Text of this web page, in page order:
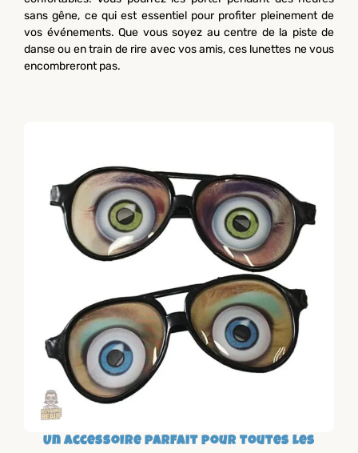
sans gêne, ce qui est essentiel pour profiter pleinement de
vos événements. Que vous soyez au centre de la piste de
danse ou en train de rire avec vos amis, ces lunettes ne vous
encombreront pas.
Un accessoire parfait pour toutes les